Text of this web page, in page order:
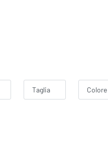
Taglia